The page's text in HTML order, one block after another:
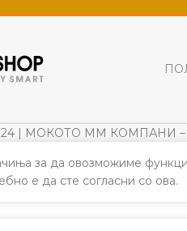
| МОКОТО ММ КОМПАНИ –
за да овозможиме
е да сте согласни со ова.